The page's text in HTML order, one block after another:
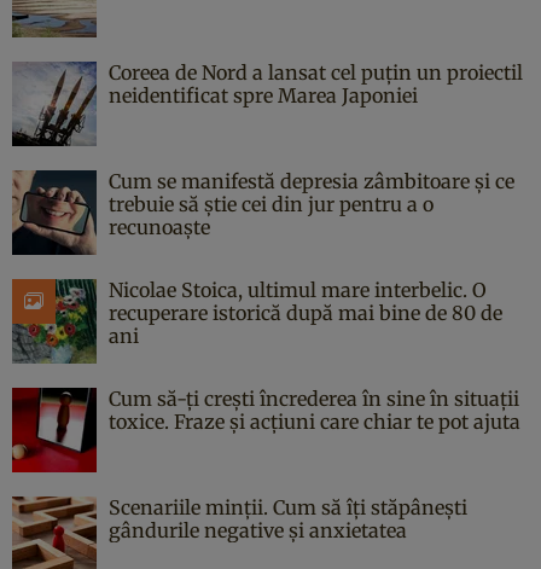
Coreea de Nord a lansat cel puțin un proiectil
neidentificat spre Marea Japoniei
Cum se manifestă depresia zâmbitoare și ce
trebuie să știe cei din jur pentru a o
recunoaște
Nicolae Stoica, ultimul mare interbelic. O
recuperare istorică după mai bine de 80 de
ani
Cum să-ți crești încrederea în sine în situații
toxice. Fraze și acțiuni care chiar te pot ajuta
Scenariile minții. Cum să îți stăpânești
gândurile negative și anxietatea